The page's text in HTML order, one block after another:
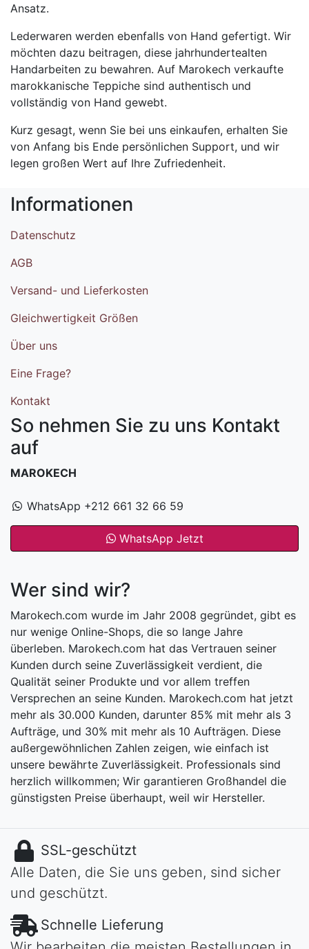
Ansatz.
Lederwaren werden ebenfalls von Hand gefertigt. Wir
möchten dazu beitragen, diese jahrhundertealten
Handarbeiten zu bewahren. Auf Marokech verkaufte
marokkanische Teppiche sind authentisch und
vollständig von Hand gewebt.
Kurz gesagt, wenn Sie bei uns einkaufen, erhalten Sie
von Anfang bis Ende persönlichen Support, und wir
legen großen Wert auf Ihre Zufriedenheit.
Informationen
Datenschutz
AGB
Versand- und Lieferkosten
Gleichwertigkeit Größen
Über uns
Eine Frage?
Kontakt
So nehmen Sie zu uns Kontakt
auf
MAROKECH
WhatsApp +212 661 32 66 59
WhatsApp Jetzt
Wer sind wir?
Marokech.com wurde im Jahr 2008 gegründet, gibt es
nur wenige Online-Shops, die so lange Jahre
überleben. Marokech.com hat das Vertrauen seiner
Kunden durch seine Zuverlässigkeit verdient, die
Qualität seiner Produkte und vor allem treffen
Versprechen an seine Kunden. Marokech.com hat jetzt
mehr als 30.000 Kunden, darunter 85% mit mehr als 3
Aufträge, und 30% mit mehr als 10 Aufträgen. Diese
außergewöhnlichen Zahlen zeigen, wie einfach ist
unsere bewährte Zuverlässigkeit. Professionals sind
herzlich willkommen; Wir garantieren Großhandel die
günstigsten Preise überhaupt, weil wir Hersteller.
SSL-geschützt
Alle Daten, die Sie uns geben, sind sicher
und geschützt.
Schnelle Lieferung